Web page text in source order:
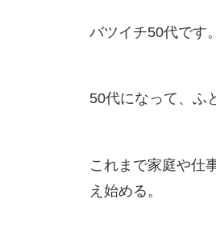
バツイチ50代です。
50代になって、ふ
これまで家庭や仕
え始める。